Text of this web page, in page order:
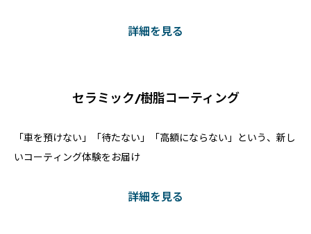
詳細を見る
セラミック/樹脂コーティング
「車を預けない」「待たない」「高額にならない」という、新し
いコーティング体験をお届け
詳細を見る